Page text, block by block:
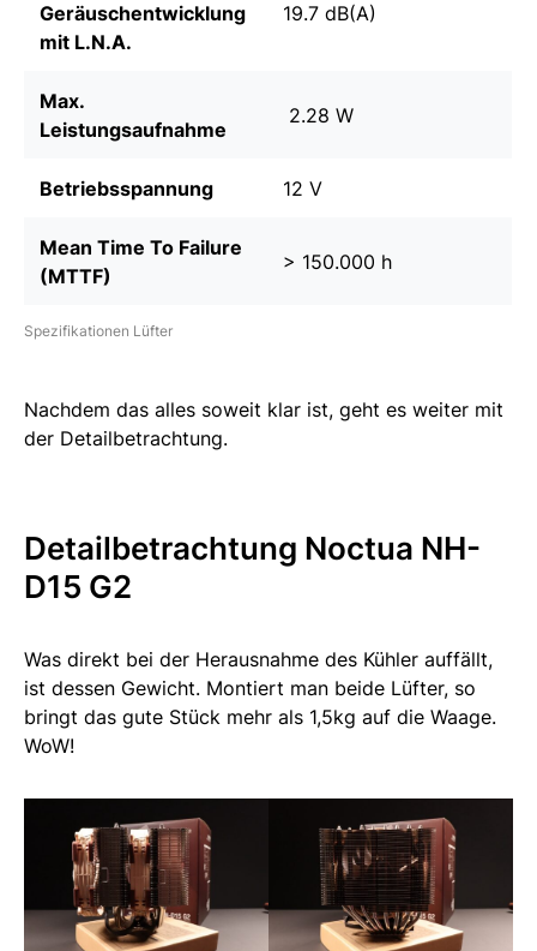
Geräuschentwicklung
mit L.N.A.
19.7 dB(A)
Max.
Leistungsaufnahme
2.28 W
Betriebsspannung 12 V
Mean Time To Failure
(MTTF)
> 150.000 h
Spezifikationen Lüfter
Nachdem das alles soweit klar ist, geht es weiter mit
der Detailbetrachtung.
Detailbetrachtung Noctua NH-
D15 G2
Was direkt bei der Herausnahme des Kühler auffällt,
ist dessen Gewicht. Montiert man beide Lüfter, so
bringt das gute Stück mehr als 1,5kg auf die Waage.
WoW!